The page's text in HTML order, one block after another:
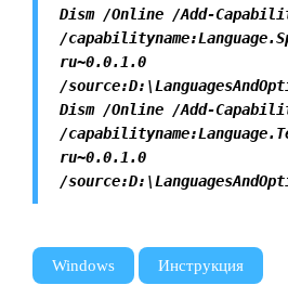
Dism /Online /Add-
/
ru~0.0.1.0
/
Dism /Online /Add-
/
ru~0.0.1.0
/
Windows Инструкция